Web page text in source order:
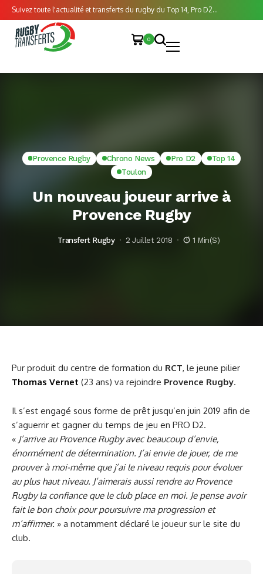
Suivez toute l'actualité et transferts du rugby du Top 14, Pro D2...
0
Provence Rugby Chrono News Pro D2
Top 14
Toulon
Un nouveau joueur arrive à
Provence Rugby
Transfert Rugby 2 Juillet 2018 1 Min(s)
Pur produit du centre de formation du RCT, le jeune pilier
Thomas Vernet (23 ans) va rejoindre Provence Rugby.
Il s’est engagé sous forme de prêt jusqu’en juin 2019 afin de
s’aguerrir et gagner du temps de jeu en PRO D2.
« J’arrive au Provence Rugby avec beaucoup d’envie,
énormément de détermination. J’ai envie de jouer, de me
prouver à moi-même que j’ai le niveau requis pour évoluer
au plus haut niveau. J’aimerais aussi rendre au Provence
Rugby la confiance que le club place en moi. Je pense avoir
fait le bon choix pour poursuivre ma progression et
m’affirmer. » a notamment déclaré le joueur sur le site du
club.